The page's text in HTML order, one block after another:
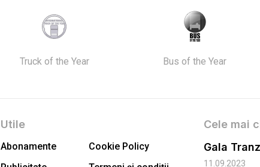
Truck of the Year Bus of the Year
Utile
Abonamente
Cookie Policy
Cele mai
11.09.2023